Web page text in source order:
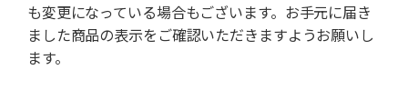
も変更になっている場合もございます。お手元に届き
ました商品の表示をご確認いただきますようお願いし
ます。